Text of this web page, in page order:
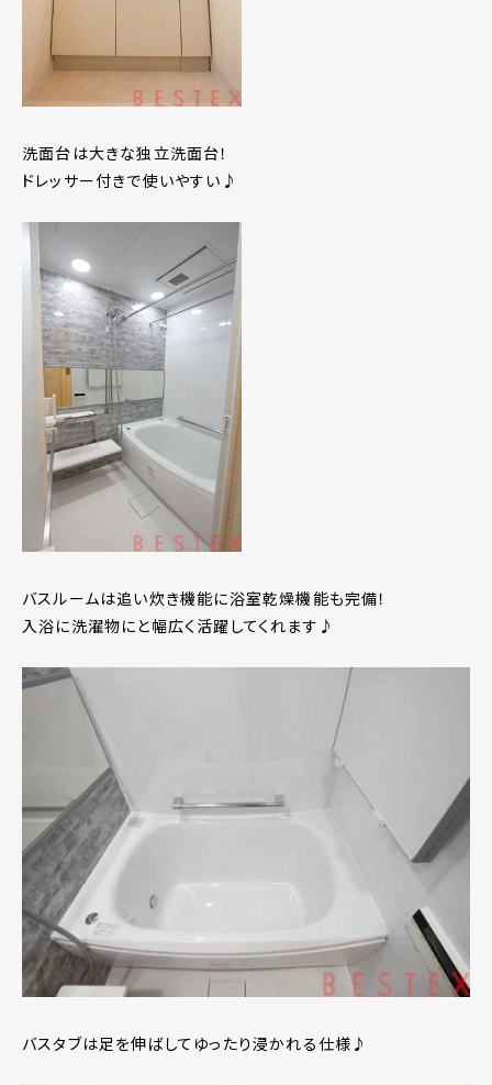
洗面台は大きな独立洗面台！
ドレッサー付きで使いやすい♪
バスルームは追い炊き機能に浴室乾燥機能も完備！
入浴に洗濯物にと幅広く活躍してくれます♪
バスタブは足を伸ばしてゆったり浸かれる仕様♪